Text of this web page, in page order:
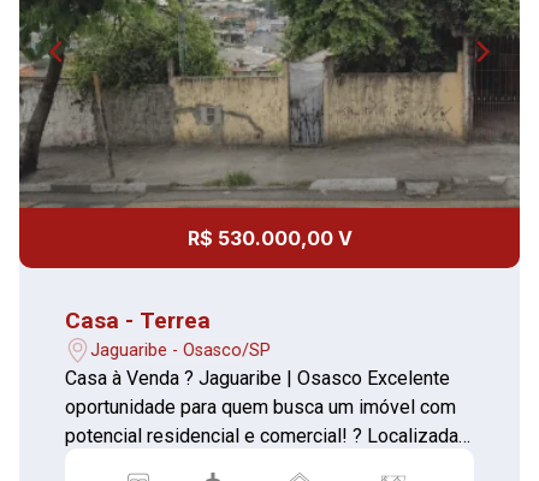
R$ 530.000,00 V
Casa - Terrea
Jaguaribe - Osasco/SP
Casa à Venda ? Jaguaribe | Osasco Excelente
oportunidade para quem busca um imóvel com
potencial residencial e comercial! ? Localizada